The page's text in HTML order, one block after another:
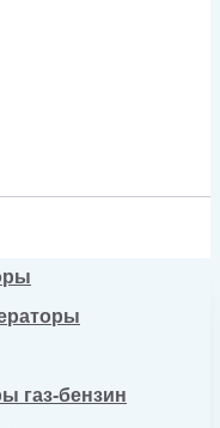
газ-бензин